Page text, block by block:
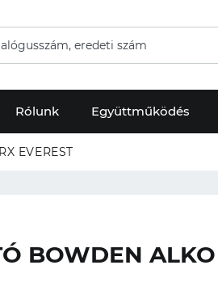
Rólunk Együttműködés
EVEREST
BOWDEN ALKO